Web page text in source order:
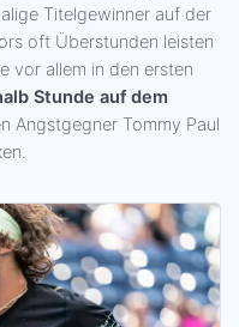
Titelgewinner auf der
oft Überstunden leisten
vor allem in den ersten
Stunde auf dem
Angstgegner Tommy Paul